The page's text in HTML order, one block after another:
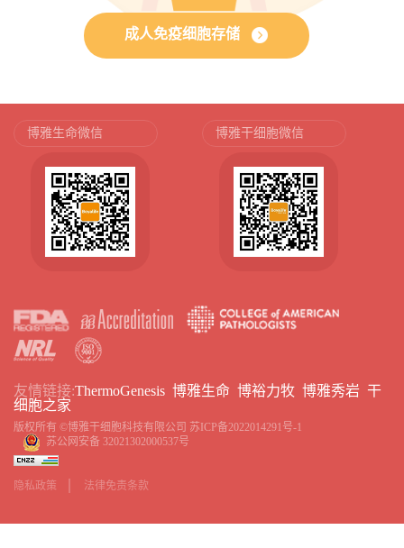
成人免疫细胞存储
博雅生命微信 博雅干细胞微信
友情链接:ThermoGenesis 博雅生命 博裕力牧 博雅秀岩 干
细胞之家
版权所有 ©博雅干细胞科技有限公司 苏ICP备2022014291号-1
苏公网安备 32021302000537号
隐私政策 法律免责条款